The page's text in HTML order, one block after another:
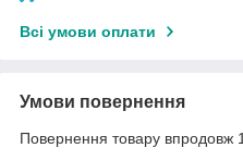
Всі умови оплати
Умови повернення
Повернення товару впродовж